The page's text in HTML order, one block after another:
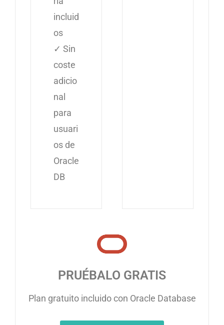
incluid
os
✓ Sin
coste
adicio
nal
para
usuari
os de
Oracle
DB
PRUÉBALO GRATIS
Plan gratuito incluido con Oracle Database